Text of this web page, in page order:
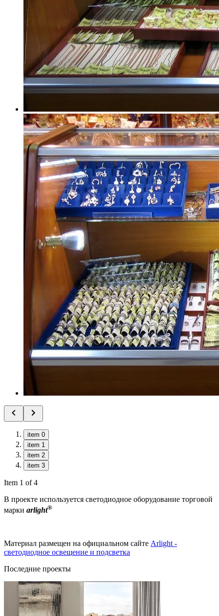
item 0
item 1
item 2
item 3
Item 1 of 4
В проекте используется светодиодное оборудование торговой
марки arlight®
Материал размещен на официальном сайте Arlight -
светодиодное освещение и подсветка
Последние проекты